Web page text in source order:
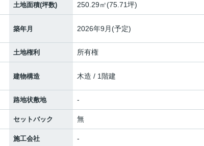
土地面積(坪数) 250.29㎡(75.71坪)
築年月 2026年9月(予定)
土地権利 所有権
建物構造 木造 / 1階建
路地状敷地 -
セットバック 無
施工会社 -